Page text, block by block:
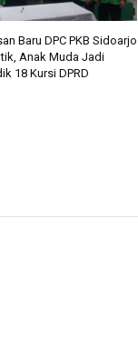
Baru DPC PKB Sidoarjo
Anak Muda Jadi
18 Kursi DPRD